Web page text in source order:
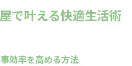
で叶える快適生活術
効率を高める方法